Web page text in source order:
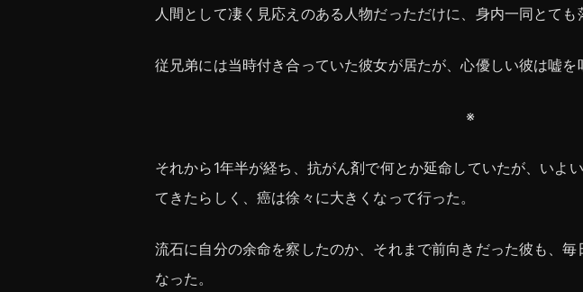
人間として凄く見応えのある人物だっただけに、身内一同とても
従兄弟には当時付き合っていた彼女が居たが、心優しい彼は嘘を
※
それから1年半が経ち、抗がん剤で何とか延命していたが、いよ
てきたらしく、癌は徐々に大きくなって行った。
流石に自分の余命を察したのか、それまで前向きだった彼も、
なった。